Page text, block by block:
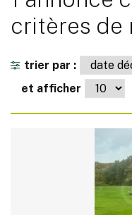
critères de
trier par :
et afficher